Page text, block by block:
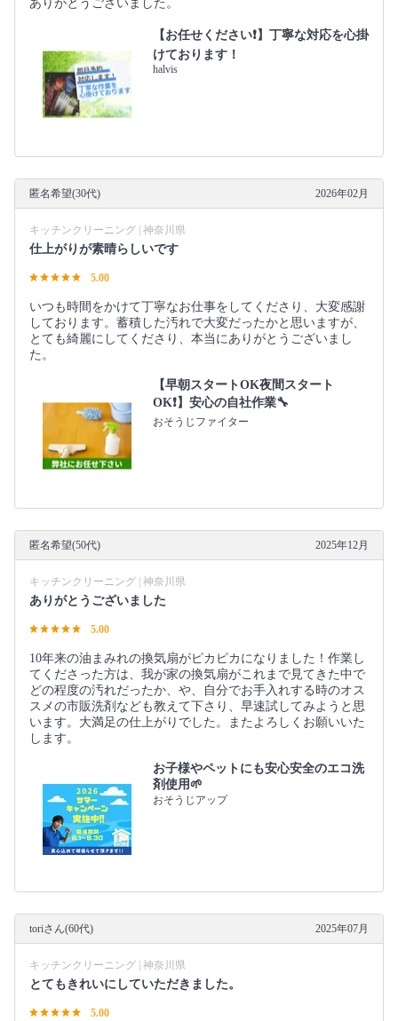
ありがとうございました。
【お任せください❗️】丁寧な対応を心掛
けております！
halvis
匿名希望(30代) 2026年02月
キッチンクリーニング | 神奈川県
仕上がりが素晴らしいです
5.00
いつも時間をかけて丁寧なお仕事をしてくださり、大変感謝
しております。蓄積した汚れで大変だったかと思いますが、
とても綺麗にしてくださり、本当にありがとうございまし
た。
【早朝スタートOK夜間スタート
OK❗️】安心の自社作業🔧
おそうじファイター
匿名希望(50代) 2025年12月
キッチンクリーニング | 神奈川県
ありがとうございました
5.00
10年来の油まみれの換気扇がピカピカになりました！作業し
てくださった方は、我が家の換気扇がこれまで見てきた中で
どの程度の汚れだったか、や、自分でお手入れする時のオス
スメの市販洗剤なども教えて下さり、早速試してみようと思
います。大満足の仕上がりでした。またよろしくお願いいた
します。
お子様やペットにも安心安全のエコ洗
剤使用🌱
おそうじアップ
toriさん(60代) 2025年07月
キッチンクリーニング | 神奈川県
とてもきれいにしていただきました。
5.00